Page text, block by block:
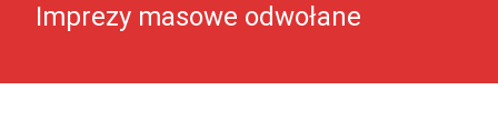
Imprezy masowe odwołane